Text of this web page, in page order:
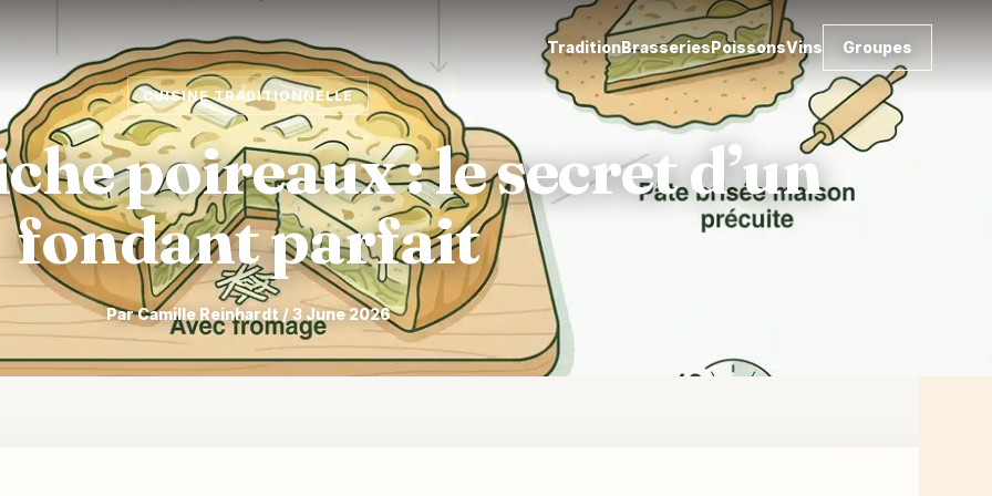
TraditionBrasseriesPoissonsVins Groupes
CUISINE TRADITIONNELLE
poireaux : le secret d’un
fondant parfait
Par Camille Reinhardt / 3 June 2026